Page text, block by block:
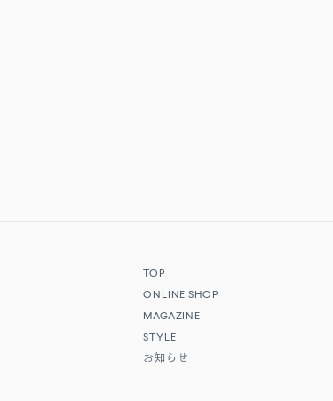
TOP
ONLINE SHOP
MAGAZINE
STYLE
お知らせ